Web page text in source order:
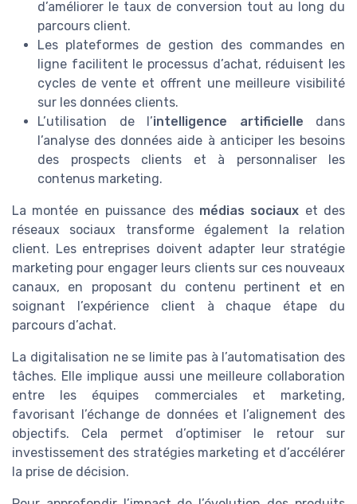
d’améliorer le taux de conversion tout au long du
parcours client.
Les plateformes de gestion des commandes en
ligne facilitent le processus d’achat, réduisent les
cycles de vente et offrent une meilleure visibilité
sur les données clients.
L’utilisation de l’intelligence artificielle dans
l’analyse des données aide à anticiper les besoins
des prospects clients et à personnaliser les
contenus marketing.
La montée en puissance des médias sociaux et des
réseaux sociaux transforme également la relation
client. Les entreprises doivent adapter leur stratégie
marketing pour engager leurs clients sur ces nouveaux
canaux, en proposant du contenu pertinent et en
soignant l’expérience client à chaque étape du
parcours d’achat.
La digitalisation ne se limite pas à l’automatisation des
tâches. Elle implique aussi une meilleure collaboration
entre les équipes commerciales et marketing,
favorisant l’échange de données et l’alignement des
objectifs. Cela permet d’optimiser le retour sur
investissement des stratégies marketing et d’accélérer
la prise de décision.